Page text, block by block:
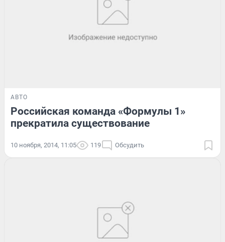
АВТО
Российская команда «Формулы 1»
прекратила существование
10 ноября, 2014, 11:05 119 Обсудить